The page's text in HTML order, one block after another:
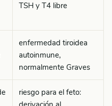
TSH y T4 libre
enfermedad tiroidea
autoinmune,
normalmente Graves
riesgo para el feto: